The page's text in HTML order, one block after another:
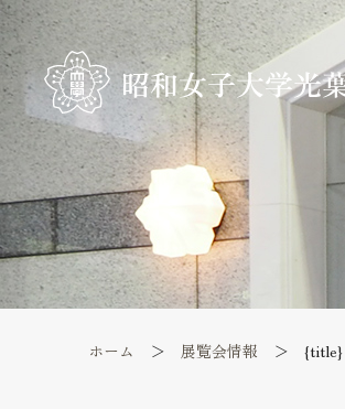
ホーム 展覧会情報 {title}